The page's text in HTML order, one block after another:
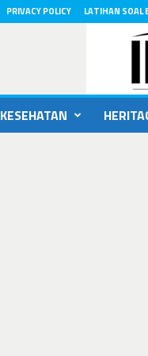
PRIVACY POLICY LATIHAN SOAL
KESEHATAN